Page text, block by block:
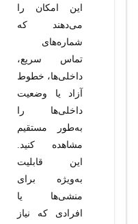
این امکان را
می‌دهند که
شماره‌های
تماس سریع،
داخلی‌ها، خطوط
آزاد یا وضعیت
داخلی‌ها را
به‌طور مستقیم
مشاهده کنید.
این قابلیت
به‌ویژه برای
منشی‌ها یا
افرادی که نیاز